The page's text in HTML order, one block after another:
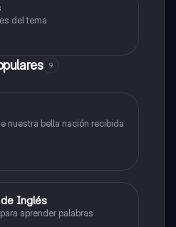
del tema
9
nuestra bella nación recibida
Inglés
aprender palabras